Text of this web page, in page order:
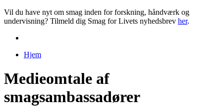
Vil du have nyt om smag inden for forskning, håndværk og
undervisning? Tilmeld dig Smag for Livets nyhedsbrev her.
Hjem
Medieomtale af
smagsambassadører